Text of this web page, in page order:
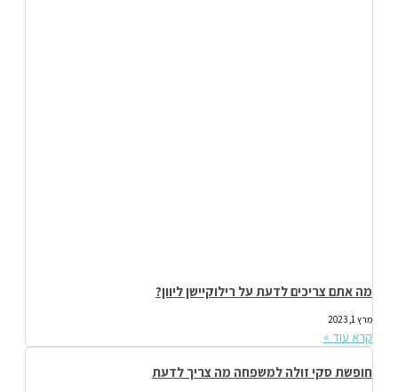
מה אתם צריכים לדעת על רילוקיישן ליוון?
מרץ 1, 2023
קרא עוד »
חופשת סקי זולה למשפחה מה צריך לדעת